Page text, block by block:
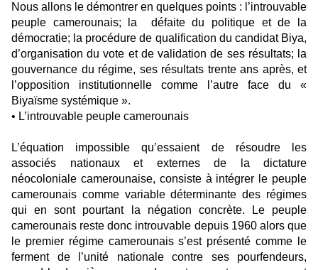
Nous allons le démontrer en quelques points : l’introuvable
peuple camerounais; la défaite du politique et de la
démocratie; la procédure de qualification du candidat Biya,
d’organisation du vote et de validation de ses résultats; la
gouvernance du régime, ses résultats trente ans après, et
l’opposition institutionnelle comme l’autre face du «
Biyaïsme systémique ».
• L’introuvable peuple camerounais
L’équation impossible qu’essaient de résoudre les
associés nationaux et externes de la dictature
néocoloniale camerounaise, consiste à intégrer le peuple
camerounais comme variable déterminante des régimes
qui en sont pourtant la négation concrète. Le peuple
camerounais reste donc introuvable depuis 1960 alors que
le premier régime camerounais s’est présenté comme le
ferment de l’unité nationale contre ses pourfendeurs,